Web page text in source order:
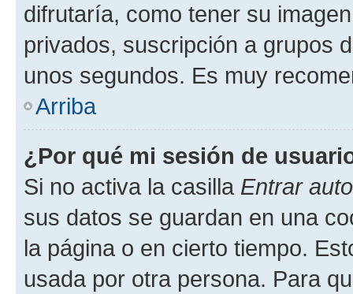
difrutaría, como tener su
privados, suscripción a grupos
unos segundos. Es muy
Arriba
¿Por qué mi sesión de
Si no activa la casilla Entrar
sus datos se guardan en una
la página o en cierto tiempo.
usada por otra persona. Para